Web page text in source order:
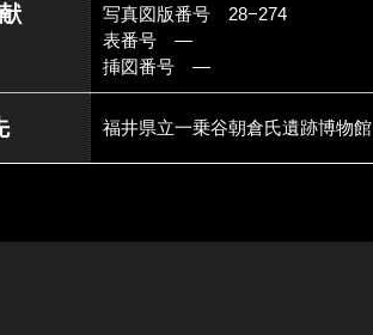
写真図版番号 28−274
表番号 ―
挿図番号 ―
福井県立一乗谷朝倉氏遺跡博物館